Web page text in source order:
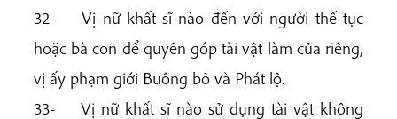
32- Vị nữ khất sĩ nào đến với người thế tục
hoặc bà con để quyên góp tài vật làm của riêng,
vị ấy phạm giới Buông bỏ và Phát lộ.
33- Vị nữ khất sĩ nào sử dụng tài vật không